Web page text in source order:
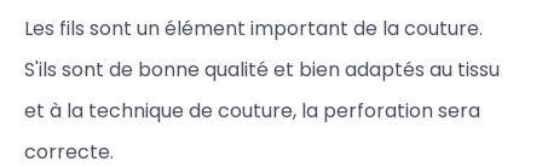
Les fils sont un élément important de la couture.
S'ils sont de bonne qualité et bien adaptés au tissu
et à la technique de couture, la perforation sera
correcte.